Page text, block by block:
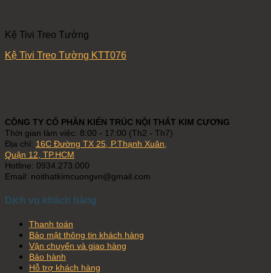
Kệ Tivi Treo Tường
Kệ Tivi Treo Tường KTT076
CÔNG TY CỔ PHẦN KIẾN TRÚC NỘI THẤT KIM CƯƠNG
Thời gian làm việc: 8:00 - 17:00 (Th2 - Th7)
Địa chỉ: 16C Đường TX 25, P.Thạnh Xuân,
Quận 12, TP.HCM
Hotline: 0934.273.000
Email: noithatkimcuongvn@gmail.com
Dịch vụ khách hàng
Thanh toán
Bảo mật thông tin khách hàng
Vận chuyển và giao hàng
Bảo hành
Hỗ trợ khách hàng